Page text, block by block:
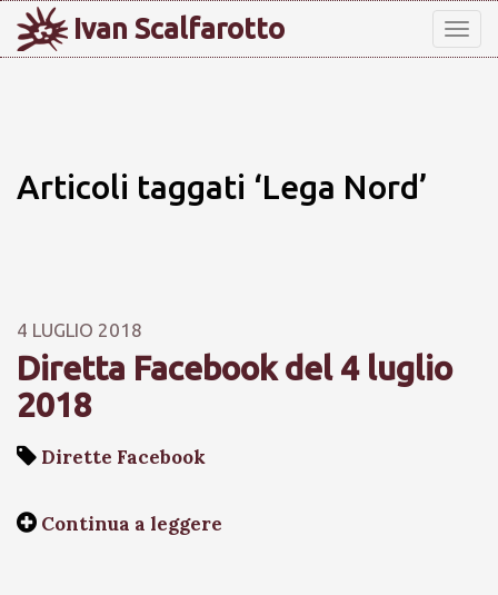
Ivan Scalfarotto
Articoli taggati ‘Lega Nord’
4 LUGLIO 2018
Diretta Facebook del 4 luglio
2018
Dirette Facebook
Continua a leggere